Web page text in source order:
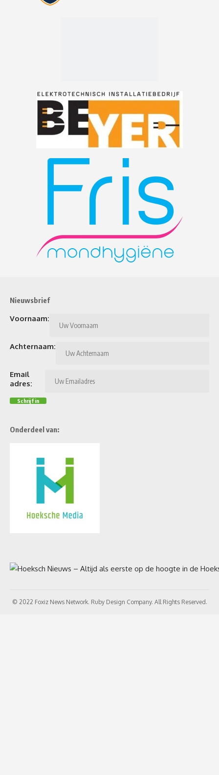
Nieuwsbrief
Voornaam:
Achternaam:
Email
adres:
Onderdeel van:
© 2022 Foxiz News Network. Ruby Design Company. All Rights Reserved.